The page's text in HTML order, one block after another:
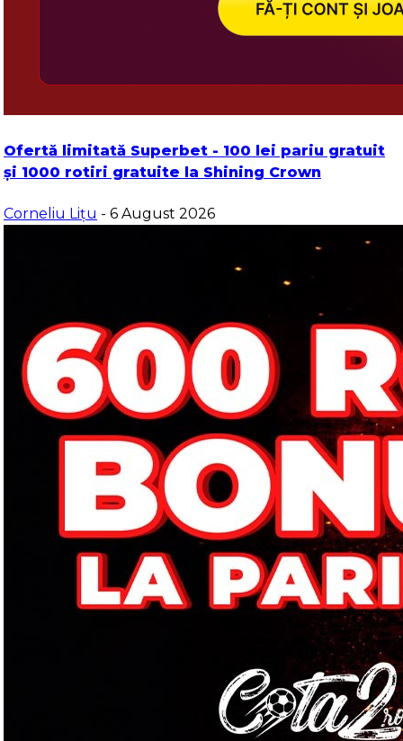
Ofertă limitată Superbet - 100 lei pariu gratuit
și 1000 rotiri gratuite la Shining Crown
Corneliu Lițu - 6 August 2026